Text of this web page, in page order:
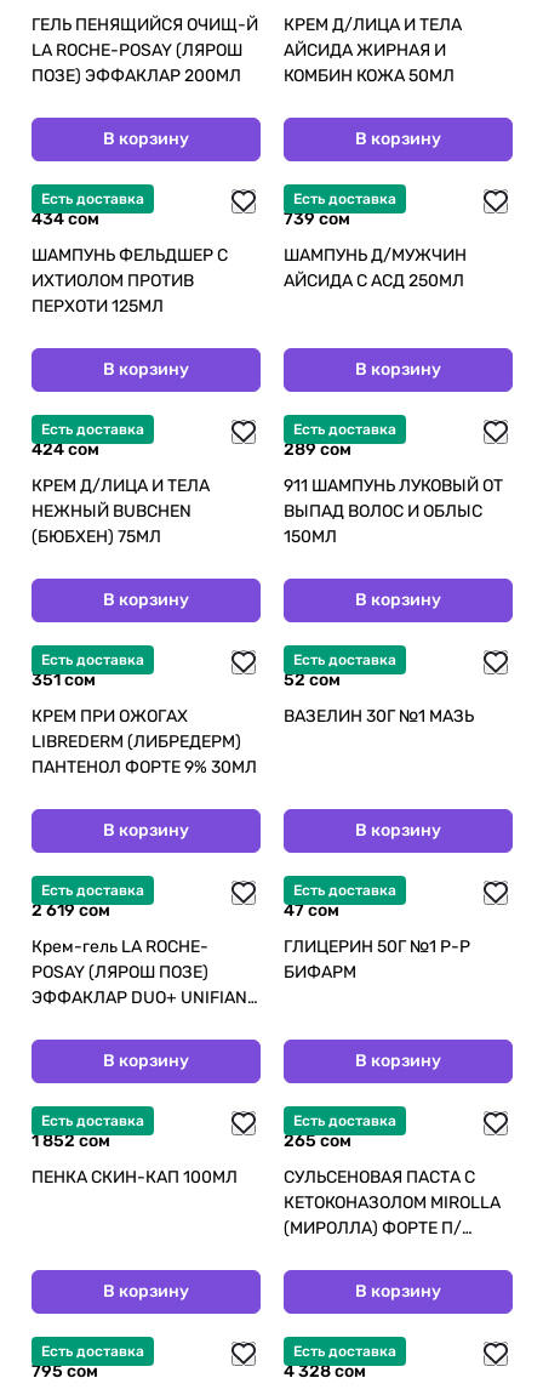
ГЕЛЬ ПЕНЯЩИЙСЯ ОЧИЩ-Й
LA ROCHE-POSAY (ЛЯРОШ
ПОЗЕ) ЭФФАКЛАР 200МЛ
В корзину
КРЕМ Д/ЛИЦА И ТЕЛА
АЙСИДА ЖИРНАЯ И
КОМБИН КОЖА 50МЛ
В корзину
Есть доставка
434 сом
ШАМПУНЬ ФЕЛЬДШЕР С
ИХТИОЛОМ ПРОТИВ
ПЕРХОТИ 125МЛ
В корзину
Есть доставка
739 сом
ШАМПУНЬ Д/МУЖЧИН
АЙСИДА С АСД 250МЛ
В корзину
Есть доставка
424 сом
КРЕМ Д/ЛИЦА И ТЕЛА
НЕЖНЫЙ BUBCHEN
(БЮБХЕН) 75МЛ
В корзину
Есть доставка
289 сом
911 ШАМПУНЬ ЛУКОВЫЙ ОТ
ВЫПАД ВОЛОС И ОБЛЫС
150МЛ
В корзину
Есть доставка
351 сом
КРЕМ ПРИ ОЖОГАХ
LIBREDERM (ЛИБРЕДЕРМ)
ПАНТЕНОЛ ФОРТЕ 9% 30МЛ
В корзину
Есть доставка
52 сом
ВАЗЕЛИН 30Г №1 МАЗЬ
В корзину
Есть доставка
2 619 сом
Крем-гель LA ROCHE-
POSAY (ЛЯРОШ ПОЗЕ)
ЭФФАКЛАР DUO+ UNIFIANT
В корзину
Есть доставка
47 сом
ГЛИЦЕРИН 50Г №1 Р-Р
БИФАРМ
В корзину
Есть доставка
1 852 сом
ПЕНКА СКИН-КАП 100МЛ
В корзину
Есть доставка
265 сом
СУЛЬСЕНОВАЯ ПАСТА С
КЕТОКОНАЗОЛОМ MIROLLA
(МИРОЛЛА) ФОРТЕ П/
В корзину
Есть доставка
795 сом
Есть доставка
4 328 сом